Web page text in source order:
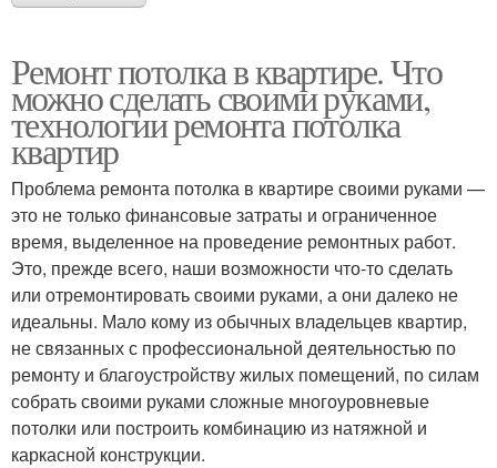
Ремонт потолка в квартире. Что
можно сделать своими руками,
технологии ремонта потолка
квартир
Проблема ремонта потолка в квартире своими руками —
это не только финансовые затраты и ограниченное
время, выделенное на проведение ремонтных работ.
Это, прежде всего, наши возможности что-то сделать
или отремонтировать своими руками, а они далеко не
идеальны. Мало кому из обычных владельцев квартир,
не связанных с профессиональной деятельностью по
ремонту и благоустройству жилых помещений, по силам
собрать своими руками сложные многоуровневые
потолки или построить комбинацию из натяжной и
каркасной конструкции.